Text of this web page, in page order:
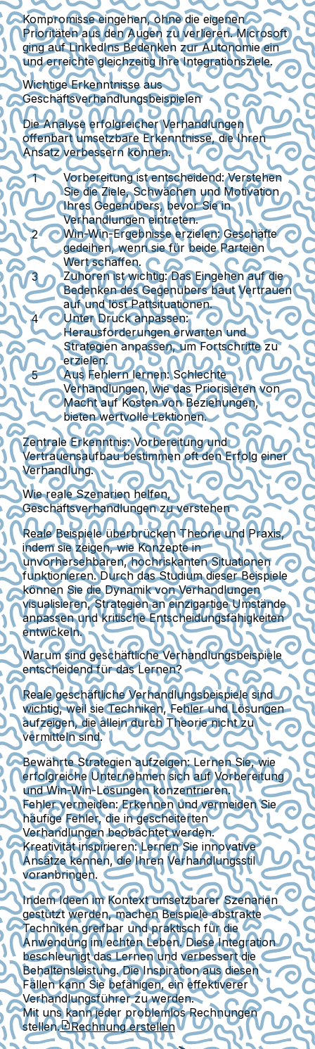
Kompromisse eingehen, ohne die eigenen
Prioritäten aus den Augen zu verlieren. Microsoft
ging auf LinkedIns Bedenken zur Autonomie ein
und erreichte gleichzeitig ihre Integrationsziele.
Wichtige Erkenntnisse aus
Geschäftsverhandlungsbeispielen
Die Analyse erfolgreicher Verhandlungen
offenbart umsetzbare Erkenntnisse, die Ihren
Ansatz verbessern können.
Vorbereitung ist entscheidend: Verstehen
Sie die Ziele, Schwächen und Motivation
Ihres Gegenübers, bevor Sie in
Verhandlungen eintreten.
Win-Win-Ergebnisse erzielen: Geschäfte
gedeihen, wenn sie für beide Parteien
Wert schaffen.
Zuhören ist wichtig: Das Eingehen auf die
Bedenken des Gegenübers baut Vertrauen
auf und löst Pattsituationen.
Unter Druck anpassen:
Herausforderungen erwarten und
Strategien anpassen, um Fortschritte zu
erzielen.
Aus Fehlern lernen: Schlechte
Verhandlungen, wie das Priorisieren von
Macht auf Kosten von Beziehungen,
bieten wertvolle Lektionen.
Zentrale Erkenntnis: Vorbereitung und
Vertrauensaufbau bestimmen oft den Erfolg einer
Verhandlung.
Wie reale Szenarien helfen,
Geschäftsverhandlungen zu verstehen
Reale Beispiele überbrücken Theorie und Praxis,
indem sie zeigen, wie Konzepte in
unvorhersehbaren, hochriskanten Situationen
funktionieren. Durch das Studium dieser Beispiele
können Sie die Dynamik von Verhandlungen
visualisieren, Strategien an einzigartige Umstände
anpassen und kritische Entscheidungsfähigkeiten
entwickeln.
Warum sind geschäftliche Verhandlungsbeispiele
entscheidend für das Lernen?
Reale geschäftliche Verhandlungsbeispiele sind
wichtig, weil sie Techniken, Fehler und Lösungen
aufzeigen, die allein durch Theorie nicht zu
vermitteln sind.
Bewährte Strategien aufzeigen: Lernen Sie, wie
erfolgreiche Unternehmen sich auf Vorbereitung
und Win-Win-Lösungen konzentrieren.
Fehler vermeiden: Erkennen und vermeiden Sie
häufige Fehler, die in gescheiterten
Verhandlungen beobachtet werden.
Kreativität inspirieren: Lernen Sie innovative
Ansätze kennen, die Ihren Verhandlungsstil
voranbringen.
Indem Ideen im Kontext umsetzbarer Szenarien
gestützt werden, machen Beispiele abstrakte
Techniken greifbar und praktisch für die
Anwendung im echten Leben. Diese Integration
beschleunigt das Lernen und verbessert die
Behaltensleistung. Die Inspiration aus diesen
Fällen kann Sie befähigen, ein effektiverer
Verhandlungsführer zu werden.
Mit uns kann jeder problemlos Rechnungen
stellen.
Rechnung erstellen